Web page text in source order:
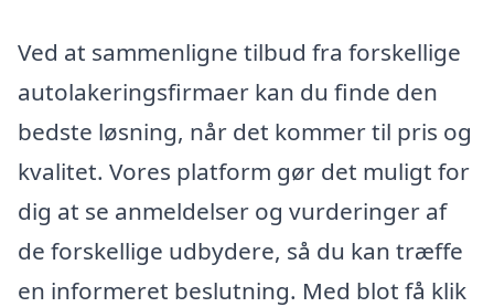
Ved at sammenligne tilbud fra forskellige
autolakeringsfirmaer kan du finde den
bedste løsning, når det kommer til pris og
kvalitet. Vores platform gør det muligt for
dig at se anmeldelser og vurderinger af
de forskellige udbydere, så du kan træffe
en informeret beslutning. Med blot få klik